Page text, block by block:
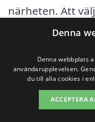
närheten. Att
viktigt för att
installation och
Genom
kan du enkelt
företag i
Denna
Denna webbplats
användarupplevelsen.
du till alla cookies i
ACCEPTERA